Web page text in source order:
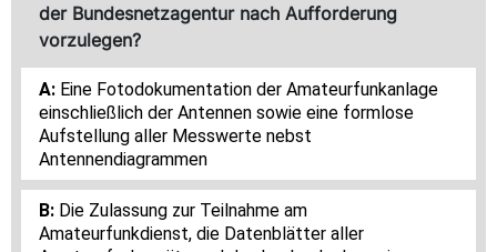
der Bundesnetzagentur nach Aufforderung
vorzulegen?
Eine Fotodokumentation der Amateurfunkanlage
einschließlich der Antennen sowie eine formlose
Aufstellung aller Messwerte nebst
Antennendiagrammen
Die Zulassung zur Teilnahme am
Amateurfunkdienst, die Datenblätter aller